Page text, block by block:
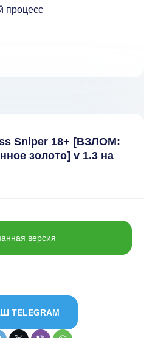
процесс
Sniper 18+ [ВЗЛОМ:
золото] v 1.3 на
версия
TELEGRAM